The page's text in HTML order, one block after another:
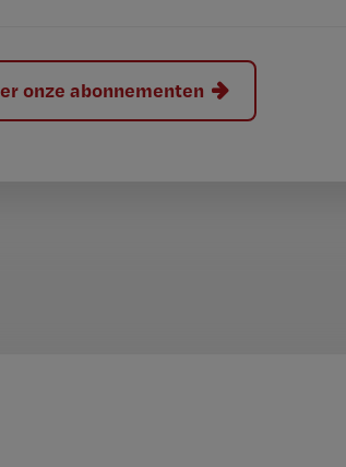
onze abonnementen